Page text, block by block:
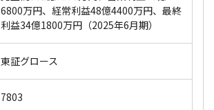
6800万円、経常利益48億4400万円、最終
利益34億1800万円（2025年6月期）
東証グロース
7803